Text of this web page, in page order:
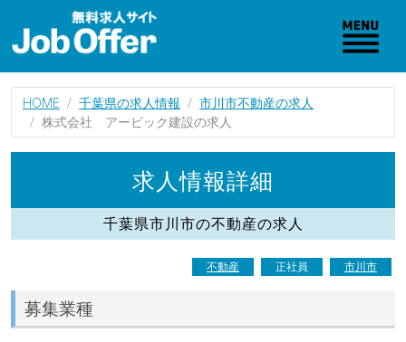
HOME 千葉県の求人情報
市川市不動産の求人
株式会社 アービック建設の求人
求人情報詳細
千葉県市川市の不動産の求人
不動産 正社員 市川市
募集業種